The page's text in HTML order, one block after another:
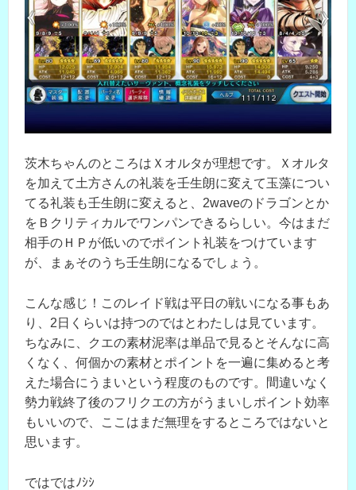
茨木ちゃんのところはＸオルタが理想です。Ｘオルタ
を加えて土方さんの礼装を壬生朗に変えて玉藻につい
てる礼装も壬生朗に変えると、2waveのドラゴンとか
をＢクリティカルでワンパンできるらしい。今はまだ
相手のＨＰが低いのでポイント礼装をつけています
が、まぁそのうち壬生朗になるでしょう。
こんな感じ！このレイド戦は平日の戦いになる事もあ
り、2日くらいは持つのではとわたしは見ています。
ちなみに、クエの素材泥率は単品で見るとそんなに高
くなく、何個かの素材とポイントを一遍に集めると考
えた場合にうまいという程度のものです。間違いなく
勢力戦終了後のフリクエの方がうまいしポイント効率
もいいので、ここはまだ無理をするところではないと
思います。
ではではﾉｼｼ